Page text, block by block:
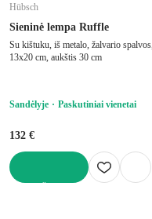
Hübsch
Sieninė lempa Ruffle
Su kištuku, iš metalo, žalvario spalvos,
13x20 cm, aukštis 30 cm
Sandėlyje Paskutiniai vienetai
132 €